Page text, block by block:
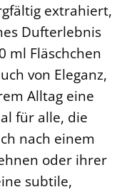
extrahiert,
Dufterlebnis
ml Fläschchen
von Eleganz,
Alltag eine
für alle, die
nach einem
oder ihrer
subtile,